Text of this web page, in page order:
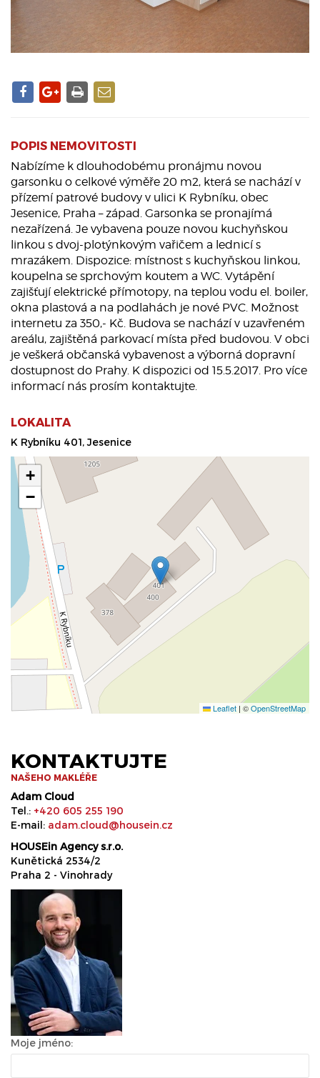
POPIS NEMOVITOSTI
Nabízíme k dlouhodobému pronájmu novou
garsonku o celkové výměře 20 m2, která se nachází v
přízemí patrové budovy v ulici K Rybníku, obec
Jesenice, Praha – západ. Garsonka se pronajímá
nezařízená. Je vybavena pouze novou kuchyňskou
linkou s dvoj-plotýnkovým vařičem a lednicí s
mrazákem. Dispozice: místnost s kuchyňskou linkou,
koupelna se sprchovým koutem a WC. Vytápění
zajišťují elektrické přímotopy, na teplou vodu el. boiler,
okna plastová a na podlahách je nové PVC. Možnost
internetu za 350,- Kč. Budova se nachází v uzavřeném
areálu, zajištěná parkovací místa před budovou. V obci
je veškerá občanská vybavenost a výborná dopravní
dostupnost do Prahy. K dispozici od 15.5.2017. Pro více
informací nás prosím kontaktujte.
LOKALITA
K Rybníku 401, Jesenice
+
−
Leaflet | ©OpenStreetMap
KONTAKTUJTE
NAŠEHO MAKLÉŘE
Adam Cloud
Tel.: +420 605 255 190
E-mail: adam.cloud@housein.cz
HOUSEin Agency s.r.o.
Kunětická 2534/2
Praha 2 - Vinohrady
Moje jméno: